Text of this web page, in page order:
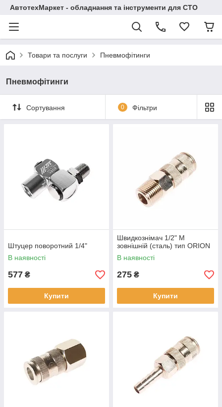
АвтотехМаркет - обладнання та інструменти для СТО
Товари та послуги Пневмофітинги
Пневмофітинги
Сортування 0 Фільтри
Штуцер поворотний 1/4"
В наявності
577 ₴
Купити
Швидкознімач 1/2" M
зовнішній (сталь) тип ORION
В наявності
275 ₴
Купити